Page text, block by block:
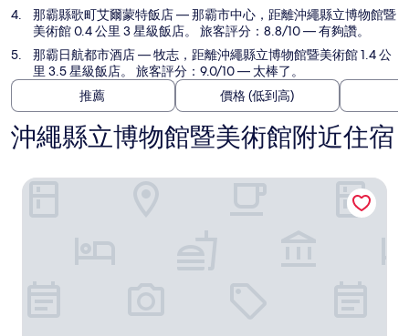
那霸縣歌町艾爾蒙特飯店— 那霸市中心，距離沖繩縣立博物館暨
美術館 0.4 公里 3 星級飯店。 旅客評分：8.8/10 — 有夠讚。
那霸日航都市酒店— 牧志，距離沖繩縣立博物館暨美術館 1.4 公
里 3.5 星級飯店。 旅客評分：9.0/10 — 太棒了。
推薦
價格 (低到高)
沖繩縣立博物館暨美術館附近住宿
那霸露台